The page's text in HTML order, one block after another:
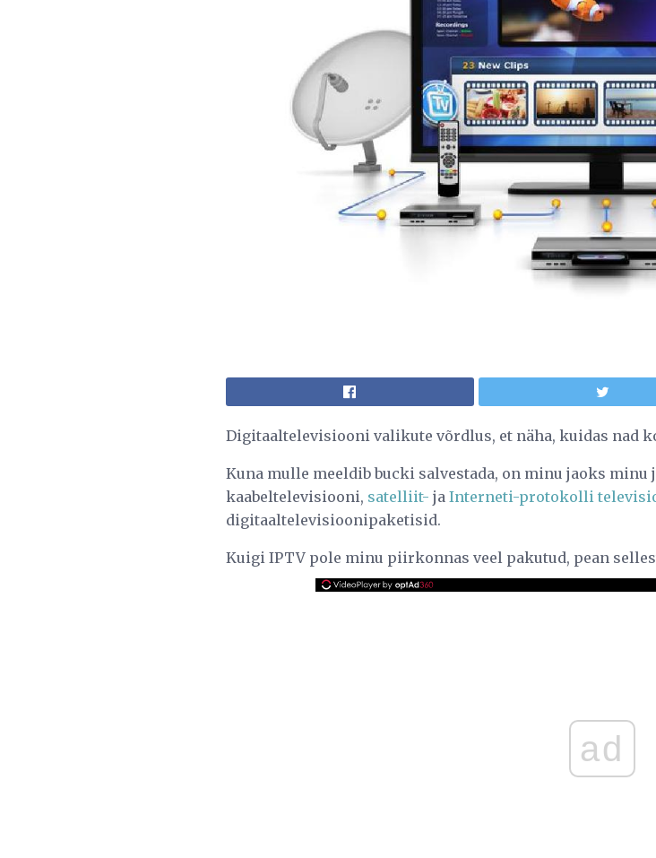
Digitaaltelevisiooni valikute võrdlus, et näha, kuidas nad
Kuna mulle meeldib bucki salvestada, on minu jaoks
kaabeltelevisiooni, satelliit- ja Interneti-protokolli
digitaaltelevisioonipaketisid.
Kuigi IPTV pole minu piirkonnas veel pakutud, pean
ad